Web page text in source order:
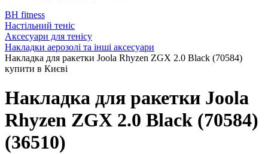
BH fitness
Настільний теніс
Аксесуари для тенісу
Накладки аерозолі та інші аксесуари
Накладка для ракетки Joola Rhyzen ZGX 2.0 Black (70584)
купити в Києві
Накладка для ракетки Joola
Rhyzen ZGX 2.0 Black (70584)
(36510)